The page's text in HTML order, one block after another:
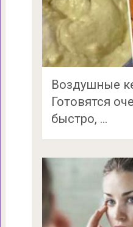
Воздушные
Готовятся
быстро, …